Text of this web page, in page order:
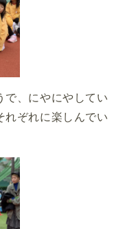
で、にやにやしてい
れぞれに楽しんでい